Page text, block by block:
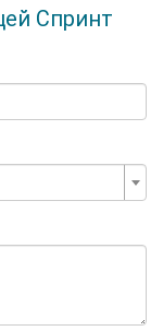
Спринт